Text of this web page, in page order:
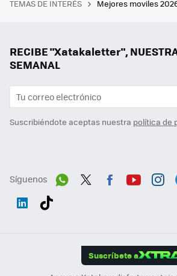
TEMAS DE INTERÉS Mejores moviles
RECIBE "Xatakaletter",
SEMANAL
Suscribiéndote aceptas nuestra política de
Síguenos
Suscríbete a